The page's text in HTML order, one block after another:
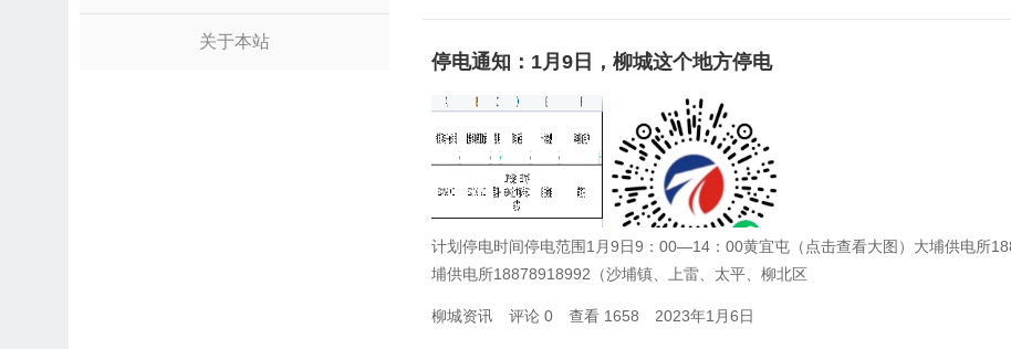
关于本站
停电通知：1月9日，柳城这个地方停电
计划停电时间停电范围1月9日9：00—14：00黄宜屯（点击查看大图）大埔供电所
埔供电所18878918992（沙埔镇、上雷、太平、柳北区
柳城资讯 评论 0 查看 1658 2023年1月6日